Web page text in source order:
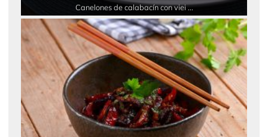
Canelones de calabacín con viei ...